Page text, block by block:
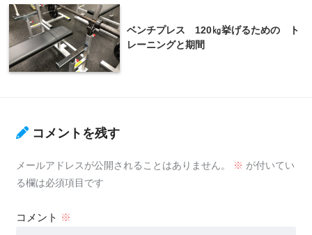
ベンチプレス 120㎏挙げるための ト
レーニングと期間
コメントを残す
メールアドレスが公開されることはありません。 ※ が付いてい
る欄は必須項目です
コメント ※